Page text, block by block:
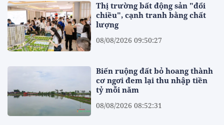
Thị trường bất động sản "đổi
chiều", cạnh tranh bằng chất
lượng
08/08/2026 09:50:27
Biến ruộng đất bỏ hoang thành
cơ ngơi đem lại thu nhập tiền
tỷ mỗi năm
08/08/2026 08:52:31